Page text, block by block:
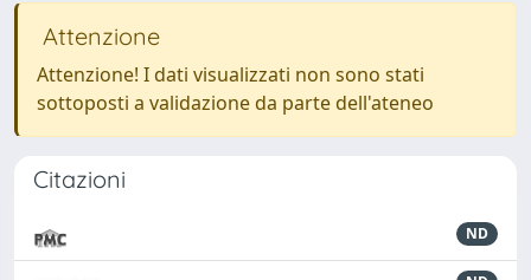
Attenzione
Attenzione! I dati visualizzati non sono stati
sottoposti a validazione da parte dell'ateneo
Citazioni
ND